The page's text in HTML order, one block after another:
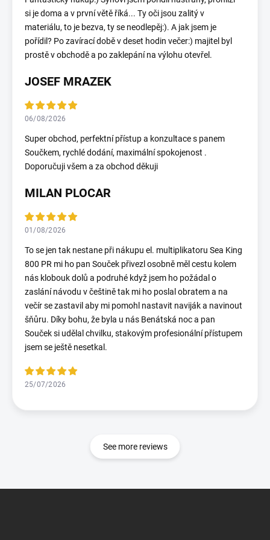
si je doma a v první větě říká... Ty oči jsou zalitý v
materiálu, to je bezva, ty se neodlepěj:). A jak jsem je
pořídil? Po zavírací době v deset hodin večer:) majitel byl
prostě v obchodě a po zaklepání na výlohu otevřel.
JOSEF MRAZEK
06/08/2026
Super obchod, perfektní přístup a konzultace s panem
Součkem, rychlé dodání, maximální spokojenost .
Doporučuji všem a za obchod děkuji
MILAN PLOCAR
01/08/2026
To se jen tak nestane při nákupu el. multiplikatoru Sea King
800 PR mi ho pan Souček přivezl osobně měl cestu kolem
nás klobouk dolů a podruhé když jsem ho požádal o
zaslání návodu v češtině tak mi ho poslal obratem a na
večír se zastavil aby mi pomohl nastavit naviják a navinout
šňůru. Díky bohu, že byla u nás Benátská noc a pan
Souček si udělal chvilku, stakovým profesionální přístupem
jsem se ještě nesetkal.
25/07/2026
See more reviews